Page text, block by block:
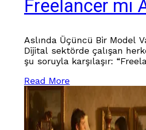
Freelancer mı
Aslında Üçüncü Bir Model
Dijital sektörde çalışan
şu soruyla karşılaşır:
bir soru.Çünkü iki seçenekle
gerekmiyor. Uzun yıllar
çalışıp, sonrasında
edip, aynı zamanda kendi
kurduğum noktada şunu
Read More